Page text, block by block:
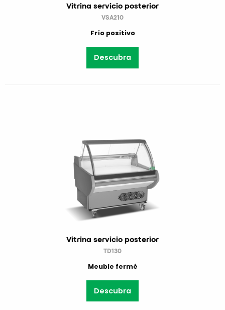
Vitrina servicio posterior
VSA210
Frío positivo
Descubra
Vitrina servicio posterior
TD130
Meuble fermé
Descubra